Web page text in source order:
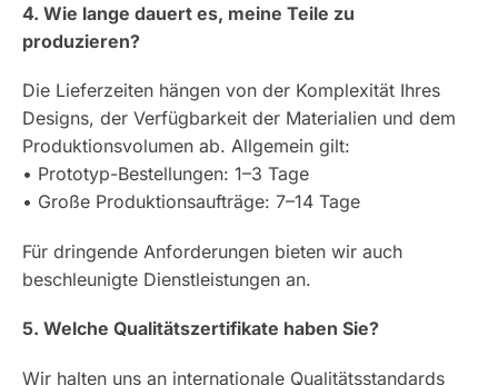
4. Wie lange dauert es, meine Teile zu
produzieren?
Die Lieferzeiten hängen von der Komplexität Ihres
Designs, der Verfügbarkeit der Materialien und dem
Produktionsvolumen ab. Allgemein gilt:
• Prototyp-Bestellungen: 1–3 Tage
• Große Produktionsaufträge: 7–14 Tage
Für dringende Anforderungen bieten wir auch
beschleunigte Dienstleistungen an.
5. Welche Qualitätszertifikate haben Sie?
Wir halten uns an internationale Qualitätsstandards